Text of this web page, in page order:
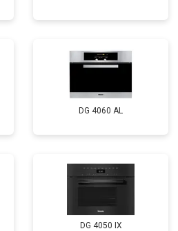
DG 4060 AL
DG 4050 IX